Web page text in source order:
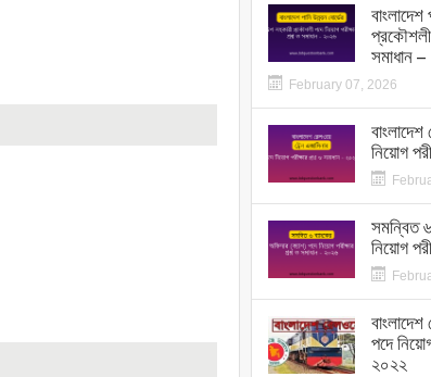
প্রকৌশলী
সমাধান
February 07, 2026
নিয়োগ
সমন্বিত
নিয়োগ
পদে
২০২২